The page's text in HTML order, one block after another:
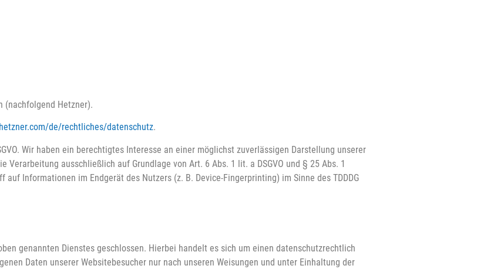
(nachfolgend Hetzner).
de/rechtliches/datenschutz.
Wir haben ein berechtigtes Interesse an einer möglichst zuverlässigen Darstellung unserer
ausschließlich auf Grundlage von Art. 6 Abs. 1 lit. a DSGVO und § 25 Abs. 1
Informationen im Endgerät des Nutzers (z. B. Device-Fingerprinting) im Sinne des TDDDG
genannten Dienstes geschlossen. Hierbei handelt es sich um einen datenschutzrechtlich
Daten unserer Websitebesucher nur nach unseren Weisungen und unter Einhaltung der